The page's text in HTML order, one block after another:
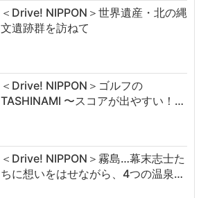
＜Drive! NIPPON＞世界遺産・北の縄
文遺跡群を訪ねて
＜Drive! NIPPON＞ゴルフの
TASHINAMI 〜スコアが出やすい！…
＜Drive! NIPPON＞霧島…幕末志士た
ちに想いをはせながら、4つの温泉…